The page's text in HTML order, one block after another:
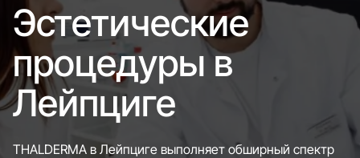
Эстетические
процедуры в
Лейпциге
THALDERMA в Лейпциге выполняет обширный спектр